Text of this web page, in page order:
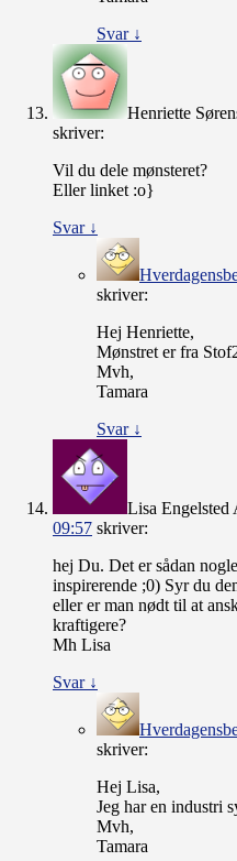
Svar ↓
Henriette
skriver:
Vil du dele mønsteret?
Eller linket :o}
Svar ↓
skriver:
Hej Henriette,
Mønstret er fra
Mvh,
Tamara
Svar ↓
Lisa Engelsted
09:57 skriver:
hej Du. Det er sådan
inspirerende ;0) Syr du
eller er man nødt til at
kraftigere?
Mh Lisa
Svar ↓
skriver:
Hej Lisa,
Jeg har en industri
Mvh,
Tamara